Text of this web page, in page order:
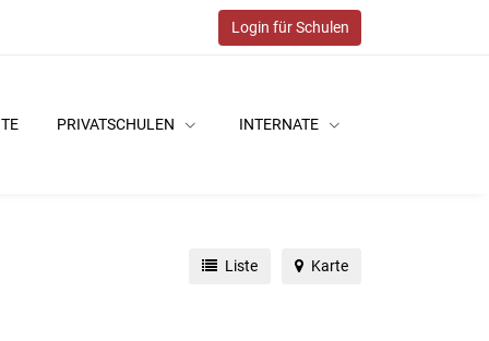
Login für Schulen
PRIVATSCHULEN INTERNATE
Liste Karte